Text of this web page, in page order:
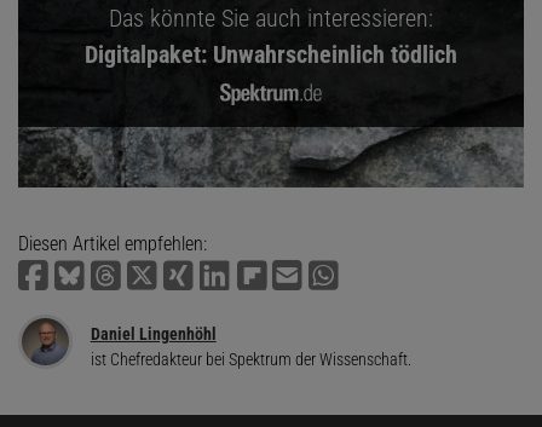
Das könnte Sie auch interessieren:
Digitalpaket: Unwahrscheinlich tödlich
Diesen Artikel empfehlen:
Daniel Lingenhöhl
ist Chefredakteur bei Spektrum der Wissenschaft.